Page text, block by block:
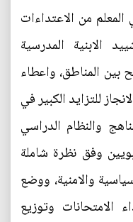
من الاعتداءات
الابنية المدرسية
المناطق، واعطاء
للتزايد الكبير في
والنظام الدراسي
وفق نظرة شاملة
والامنية، ووضع
الامتحانات وتوزيع